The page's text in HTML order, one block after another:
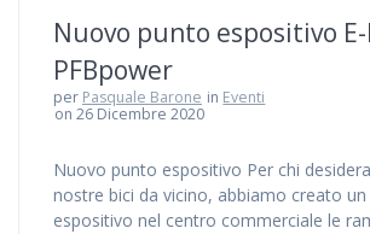
Nuovo punto espositivo
PFBpower
per Pasquale Barone in Eventi
on 26 Dicembre 2020
Nuovo punto espositivo Per chi
nostre bici da vicino, abbiamo creato
espositivo nel centro commerciale le